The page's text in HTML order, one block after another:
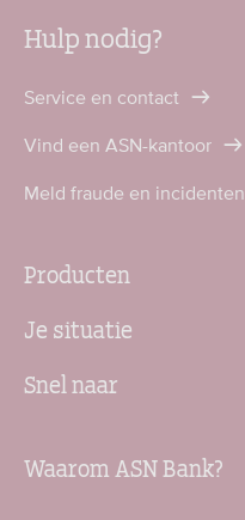
Hulp nodig?
Service en contact
Vind een ASN-kantoor
Meld fraude en incidenten
Producten
Je situatie
Snel naar
Waarom ASN Bank?